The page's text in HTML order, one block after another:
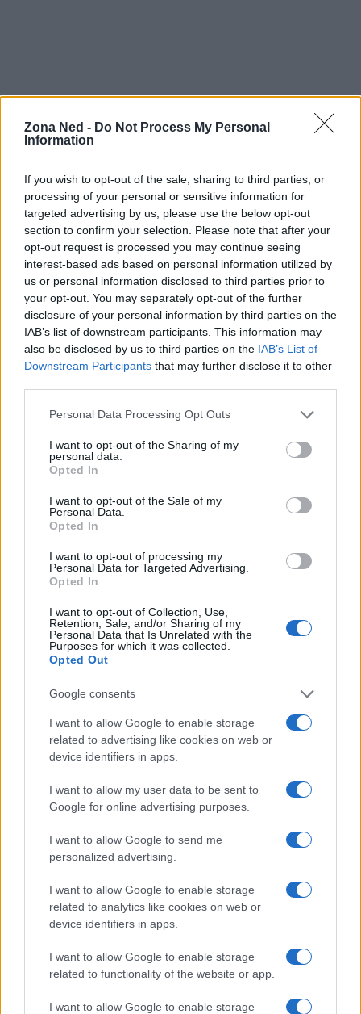
Zona Ned - Do Not Process My Personal
Information
If you wish to opt-out of the sale, sharing to third parties, or
processing of your personal or sensitive information for
targeted advertising by us, please use the below opt-out
section to confirm your selection. Please note that after your
opt-out request is processed you may continue seeing
interest-based ads based on personal information utilized by
us or personal information disclosed to third parties prior to
your opt-out. You may separately opt-out of the further
disclosure of your personal information by third parties on the
IAB’s list of downstream participants. This information may
also be disclosed by us to third parties on the IAB’s List of
Downstream Participants that may further disclose it to other
Please note that this website/app uses one or more Google
not limited to your visit or usage behaviour. You may click to
grant or deny consent to Google and its third-party tags to
use your data for below specified purposes in below Google
consent section.
Personal Data Processing Opt Outs
I want to opt-out of the Sharing of my
personal data.
Opted In
I want to opt-out of the Sale of my
Personal Data.
Opted In
I want to opt-out of processing my
Personal Data for Targeted Advertising.
Opted In
I want to opt-out of Collection, Use,
Retention, Sale, and/or Sharing of my
Personal Data that Is Unrelated with the
Purposes for which it was collected.
Opted Out
Google consents
I want to allow Google to enable storage
related to advertising like cookies on web or
device identifiers in apps.
I want to allow my user data to be sent to
Google for online advertising purposes.
I want to allow Google to send me
personalized advertising.
I want to allow Google to enable storage
related to analytics like cookies on web or
device identifiers in apps.
I want to allow Google to enable storage
related to functionality of the website or app.
I want to allow Google to enable storage
AUTORE
Staff
Continua a leggere
Pieve Comics 2026: tutto ciò che devi sapere
NERD NEWS